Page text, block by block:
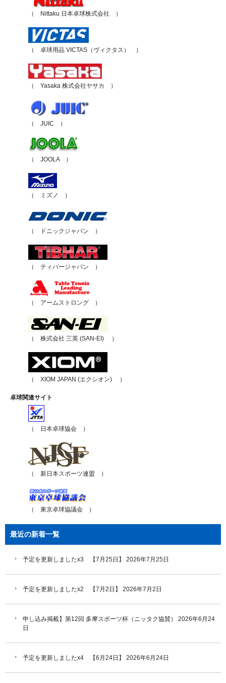
（ Nittaku 日本卓球株式会社 ）
（ 卓球用品 VICTAS（ヴィクタス） ）
（ Yasaka 株式会社ヤサカ ）
（ JUIC ）
（ JOOLA ）
（ ミズノ ）
（ ドニックジャパン ）
（ ティバージャパン ）
（ アームストロング ）
（ 株式会社 三英 (SAN-EI) ）
（ XIOM JAPAN (エクシオン) ）
卓球関連サイト
（ 日本卓球協会 ）
（ 新日本スポーツ連盟 ）
（ 東京卓球協議会 ）
最近の新着一覧
予定を更新しましたx3 【7月25日】 2026年7月25日
予定を更新しましたx2 【7月2日】 2026年7月2日
申し込み掲載】第12回 多摩スポーツ杯（ニッタク協賛）
2026年6月24
日
予定を更新しましたx4 【6月24日】 2026年6月24日